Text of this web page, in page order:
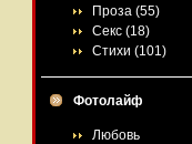
Проза (55)
Секс (18)
Стихи (101)
Фотолайф
Любовь